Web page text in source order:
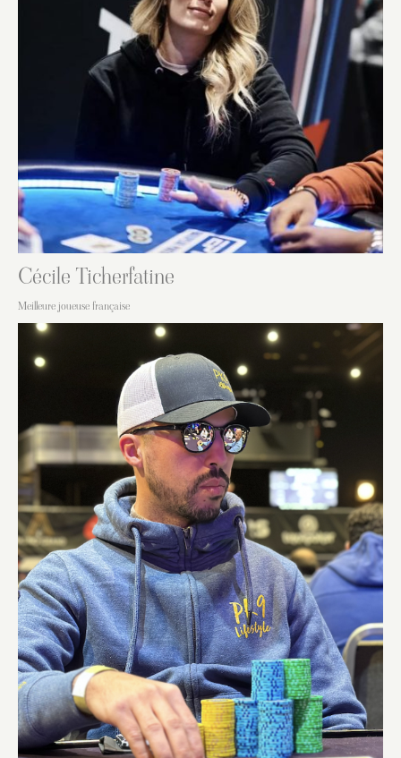
Cécile Ticherfatine
Meilleure joueuse française